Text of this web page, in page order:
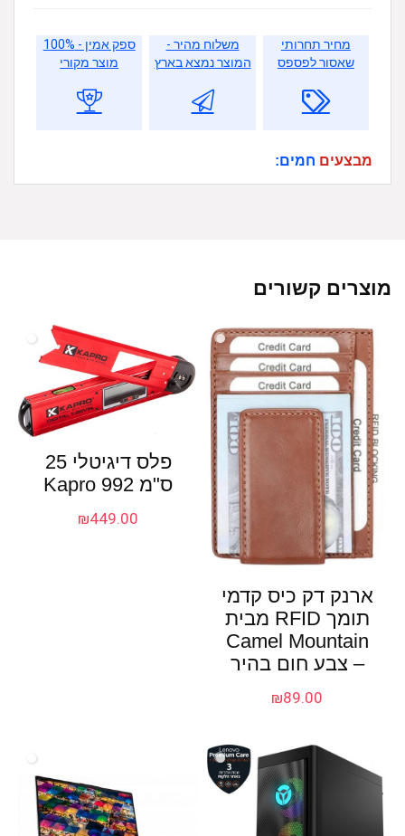
מחיר תחרותי
שאסור לפספס
משלוח מהיר -
המוצר נמצא בארץ
ספק אמין - 100%
מוצר מקורי
מבצעים חמים:
מוצרים קשורים
ארנק דק כיס קדמי
תומך RFID מבית
Camel Mountain
– צבע חום בהיר
₪89.00
פלס דיגיטלי 25
ס"מ Kapro 992
₪449.00